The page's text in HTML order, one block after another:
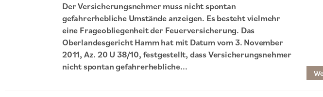
Der Versicherungsnehmer muss nicht spontan
gefahrerhebliche Umstände anzeigen. Es besteht vielmehr
eine Frageobliegenheit der Feuerversicherung. Das
Oberlandesgericht Hamm hat mit Datum vom 3. November
2011, Az. 20 U 38/10, festgestellt, dass Versicherungsnehmer
nicht spontan gefahrerhebliche...